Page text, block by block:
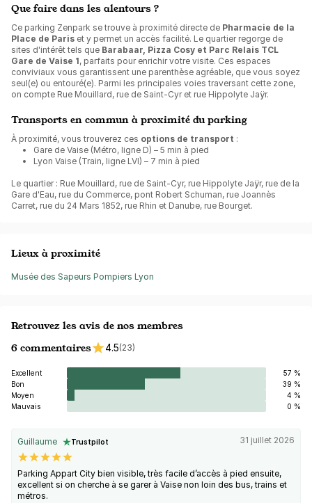
Que faire dans les alentours ?
Ce parking Zenpark se trouve à proximité directe de Pharmacie de la
Place de Paris et y permet un accès facilité. Le quartier regorge de
sites d'intérêt tels que Barabaar, Pizza Cosy et Parc Relais TCL
Gare de Vaise 1, parfaits pour enrichir votre visite. Ces espaces
conviviaux vous garantissent une parenthèse agréable, que vous soyez
seul(e) ou entouré(e). Parmi les principales voies traversant cette zone,
on compte Rue Mouillard, rue de Saint-Cyr et rue Hippolyte Jaÿr.
Transports en commun à proximité du parking
À proximité, vous trouverez ces options de transport :
Gare de Vaise (Métro, ligne D) – 5 min à pied
Lyon Vaise (Train, ligne LVI) – 7 min à pied
Le quartier : Rue Mouillard, rue de Saint-Cyr, rue Hippolyte Jaÿr, rue de la
Gare d'Eau, rue du Commerce, pont Robert Schuman, rue Joannès
Carret, rue du 24 Mars 1852, rue Rhin et Danube, rue Bourget.
Lieux à proximité
Musée des Sapeurs Pompiers Lyon
Retrouvez les avis de nos membres
6 commentaires
4.5(23)
Excellent
57 %
Bon
39 %
Moyen
4 %
Mauvais
0 %
Guillaume Trustpilot 31 juillet 2026
Parking Appart City bien visible, très facile d’accès à pied ensuite,
excellent si on cherche à se garer à Vaise non loin des bus, trains et
métros.